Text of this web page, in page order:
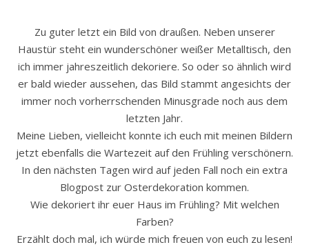
Zu guter letzt ein Bild von draußen. Neben unserer
Haustür steht ein wunderschöner weißer Metalltisch, den
ich immer jahreszeitlich dekoriere. So oder so ähnlich wird
er bald wieder aussehen, das Bild stammt angesichts der
immer noch vorherrschenden Minusgrade noch aus dem
letzten Jahr.
Meine Lieben, vielleicht konnte ich euch mit meinen Bildern
jetzt ebenfalls die Wartezeit auf den Frühling verschönern.
In den nächsten Tagen wird auf jeden Fall noch ein extra
Blogpost zur Osterdekoration kommen.
Wie dekoriert ihr euer Haus im Frühling? Mit welchen
Farben?
Erzählt doch mal, ich würde mich freuen von euch zu lesen!